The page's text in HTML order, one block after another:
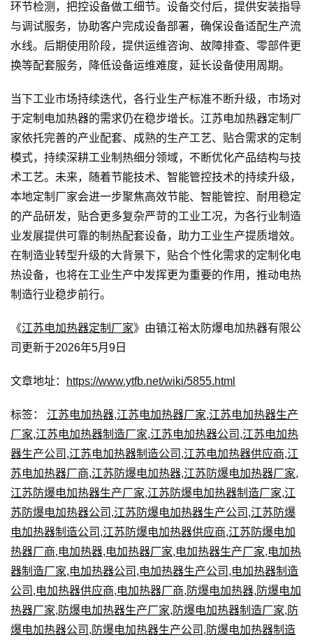
环节检测，把控设备做工细节。设备交付后，提供安装指导
与调试服务，协助客户完成设备部署，确保设备适配生产流
水线。后期使用阶段，提供运维咨询、故障排查、零部件更
换等配套服务，降低设备运维难度，延长设备使用周期。
当下工业市场持续迭代，各行业生产标准不断升级，市场对
于定制电加热器的需求仍在稳步增长。江苏电加热器定制厂
家依托完善的产业配套、成熟的生产工艺、贴合需求的定制
模式，持续深耕工业制热细分领域，不断优化产品结构与技
术工艺。未来，随着节能技术、智能管控技术的持续升级，
本地定制厂家会进一步聚焦高效节能、智能管控、耐用稳定
的产品研发，贴合更多复杂严苛的工业工况，为各行业制造
业发展提供可靠的制热配套设备，助力工业生产提质增效。
在制造业转型升级的大背景下，贴合个性化需求的定制化电
热设备，也将在工业生产中发挥更为重要的作用，推动电热
制造行业稳步前行。
《江苏电加热器定制厂家》由镇江裕太防爆电加热器有限公
司更新于2026年5月9日
文章地址： https://www.ytfb.net/wiki/5855.html
标签： 江苏电加热器,江苏电加热器厂家,江苏电加热器生产
厂家,江苏电加热器制造厂家,江苏电加热器公司 ,江苏电加热
器生产公司 ,江苏电加热器制造公司 ,江苏电加热器供应商,江
苏电加热器厂商,江苏防爆电加热器,江苏防爆电加热器厂家,
江苏防爆电加热器生产厂家,江苏防爆电加热器制造厂家,江
苏防爆电加热器公司 ,江苏防爆电加热器生产公司 ,江苏防爆
电加热器制造公司 ,江苏防爆电加热器供应商,江苏防爆电加
热器厂商,电加热器,电加热器厂家,电加热器生产厂家,电加热
器制造厂家,电加热器公司 ,电加热器生产公司 ,电加热器制造
公司 ,电加热器供应商,电加热器厂商, 防爆电加热器, 防爆电加
热器厂家, 防爆电加热器生产厂家, 防爆电加热器制造厂家, 防
爆电加热器公司 , 防爆电加热器生产公司 , 防爆电加热器制造